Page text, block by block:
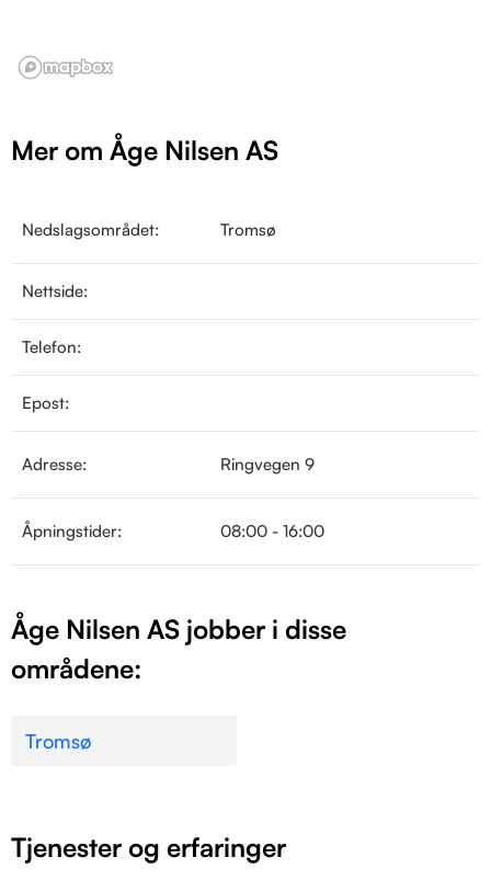
Mer om Åge Nilsen AS
Nedslagsområdet: Tromsø
Nettside:
Telefon:
Epost:
Adresse: Ringvegen 9
Åpningstider: 08:00 - 16:00
Åge Nilsen AS jobber i disse
områdene:
Tromsø
Tjenester og erfaringer